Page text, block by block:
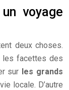
voyage
deux choses.
les facettes des
sur les grands
locale. D’autre